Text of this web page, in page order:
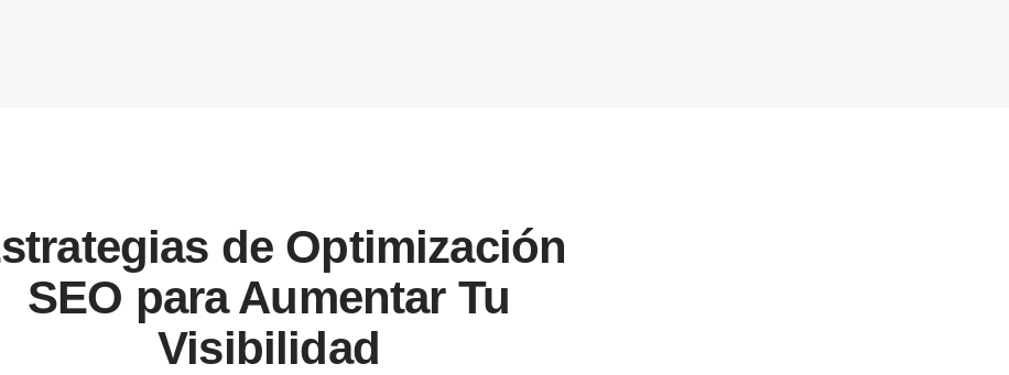
de Optimización
SEO para Aumentar Tu
Visibilidad